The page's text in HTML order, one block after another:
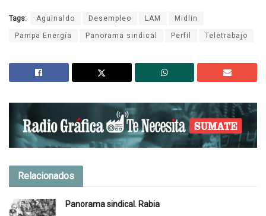
Tags: Aguinaldo Desempleo LAM Midlin
Pampa Energía Panorama sindical Perfil Teletrabajo
Relacionados
Panorama sindical. Rabia